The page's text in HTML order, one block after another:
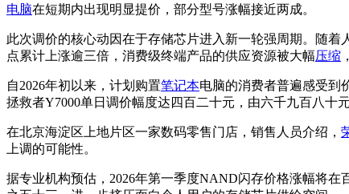
电脑在短期内出现明显提价，部分型号涨幅接近两成。
此次调价的核心动因在于存储芯片进入新一轮强周期。随
点累计上涨逾三倍，消费级终端产品的供应资源被大幅压缩
自2026年初以来，计划购置笔记本电脑的消费者普遍感受到
拯救者Y7000单日调价幅度达四百二十元，由六千九百八十
在北京海淀区上地片区一家数码零售门店，销售人员介绍，
上调的可能性。
据专业机构预估，2026年第一季度NAND闪存价格涨幅将